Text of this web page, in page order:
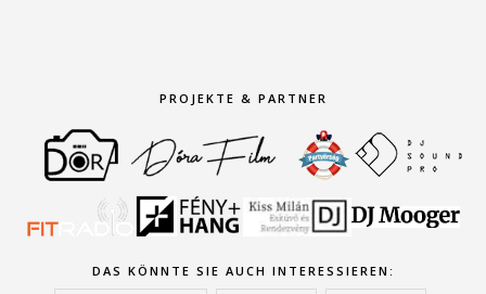
PROJEKTE & PARTNER
DAS KÖNNTE SIE AUCH INTERESSIEREN: